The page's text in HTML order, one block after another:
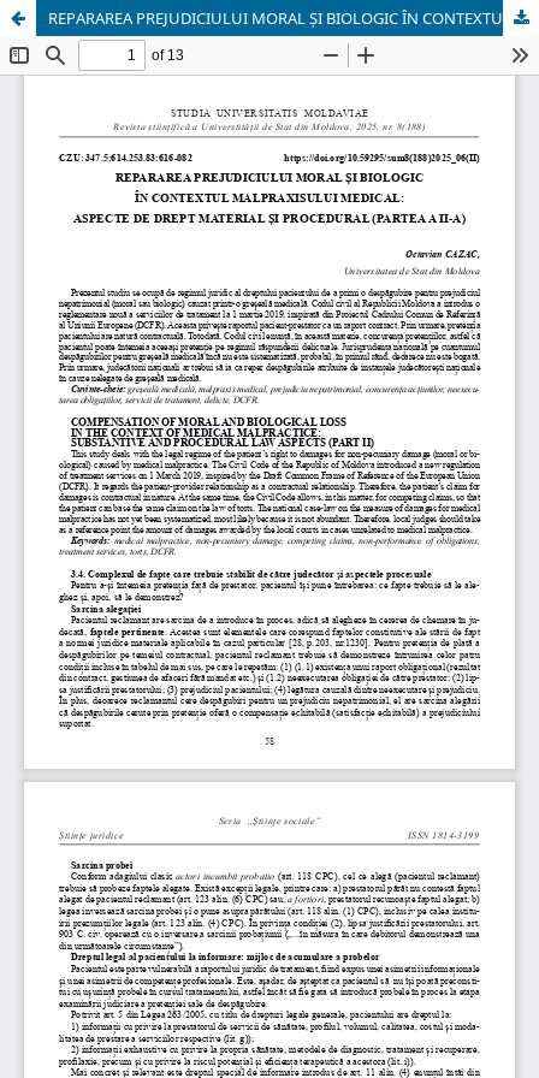
REPARAREA PREJUDICIULUI MORAL ȘI BIOLOGIC ÎN CONTEXTUL MALPRAXISULUI MEDICAL: ASPECTE DE DREPT MATERIAL ȘI PROCEDURAL (PARTEA A II-A)